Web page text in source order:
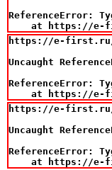
ReferenceError:
at https://e-
https://e-first.ru/
Uncaught
ReferenceError:
at https://e-
https://e-first.ru/
Uncaught
ReferenceError:
at https://e-